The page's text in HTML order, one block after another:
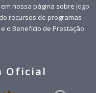
nossa página sobre jogo
recursos de programas
o Benefício de Prestação
Oficial